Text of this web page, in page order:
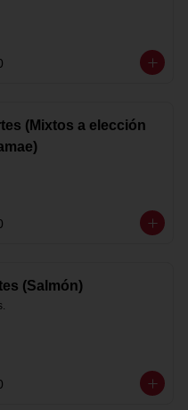
(Mixtos a elección
(Salmón)